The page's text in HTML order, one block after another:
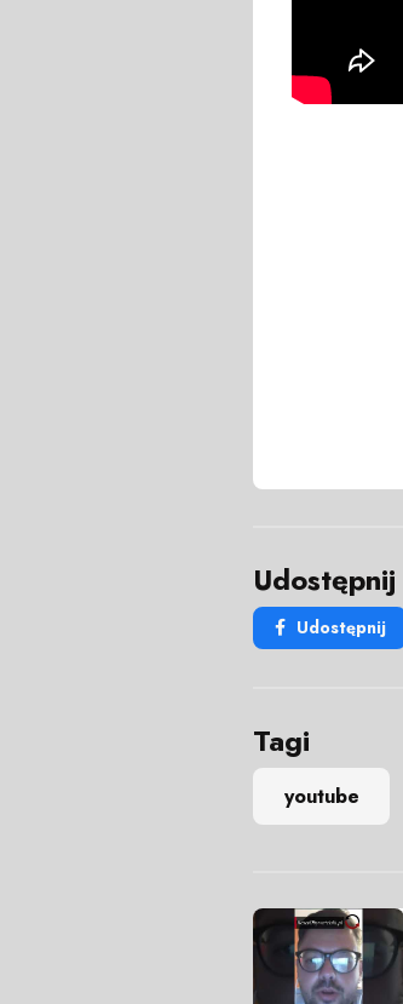
Udostępnij
Udostępnij
Tagi
youtube